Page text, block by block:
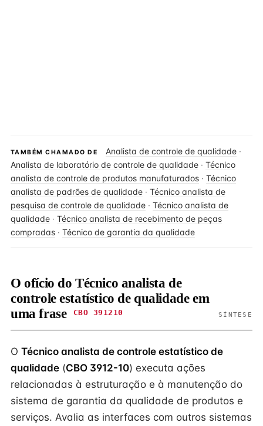
TAMBÉM CHAMADO DE Analista de controle de qualidade ·
Analista de laboratório de controle de qualidade · Técnico
analista de controle de produtos manufaturados · Técnico
analista de padrões de qualidade · Técnico analista de
pesquisa de controle de qualidade · Técnico analista de
qualidade · Técnico analista de recebimento de peças
compradas · Técnico de garantia da qualidade
O ofício do Técnico analista de
controle estatístico de qualidade em
uma frase
CBO 391210 SÍNTESE
O Técnico analista de controle estatístico de
qualidade (CBO 3912-10) executa ações
relacionadas à estruturação e à manutenção do
sistema de garantia da qualidade de produtos e
serviços. Avalia as interfaces com outros sistemas